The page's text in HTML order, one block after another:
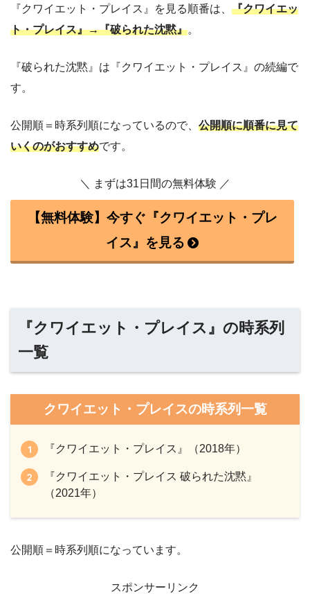
『クワイエット・プレイス』を見る順番は、 『クワイエッ
ト・プレイス』→『破られた沈黙』。
『破られた沈黙』は『クワイエット・プレイス』の続編で
す。
公開順＝時系列順になっているので、 公開順に順番に見て
いくのがおすすめです。
＼ まずは31日間の無料体験 ／
【無料体験】今すぐ『クワイエット・プレ
イス』を見る
『クワイエット・プレイス』の時系列
一覧
クワイエット・プレイスの時系列一覧
『クワイエット・プレイス』（2018年）
『クワイエット・プレイス 破られた沈黙』
（2021年）
公開順＝時系列順になっています。
スポンサーリンク